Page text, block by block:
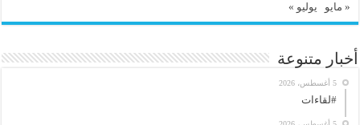
« مايو
يوليو »
أخبار متنوعة
5 أغسطس، 2026
#لقاءات